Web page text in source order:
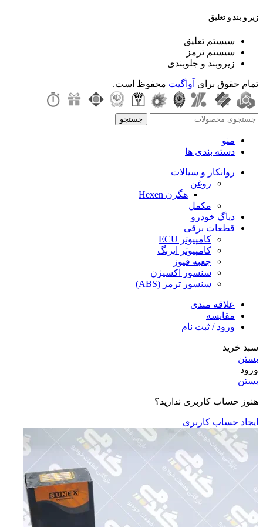
زیر و بند و تعلیق
سیستم تعلیق
سیستم ترمز
زیروبند و جلوبندی
تمام حقوق برای آواگیت محفوظ است.
جستجو
منو
دسته بندی ها
روانکار و سیالات
روغن
هگزن Hexen
مکمل
دیاگ خودرو
قطعات برقی
کامپیوتر ECU
کامپیوتر ایربگ
جعبه فیوز
سنسور اکسیژن
سنسور ترمز (ABS)
علاقه مندی
مقایسه
ورود / ثبت نام
سبد خرید
بستن
ورود
بستن
هنوز حساب کاربری ندارید؟
ایجاد حساب کاربری